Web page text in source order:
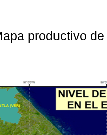
productivo